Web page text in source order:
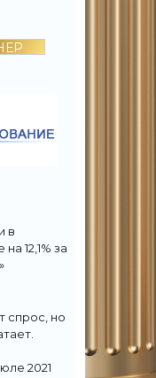
в
12,1% за
спрос, но
2021